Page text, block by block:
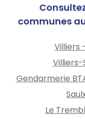
communes
Villiers
Gendarmerie
Le